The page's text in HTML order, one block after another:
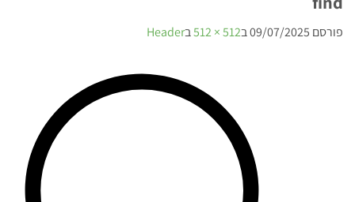
פורסם 09/07/2025ב512 × 512 בHeader